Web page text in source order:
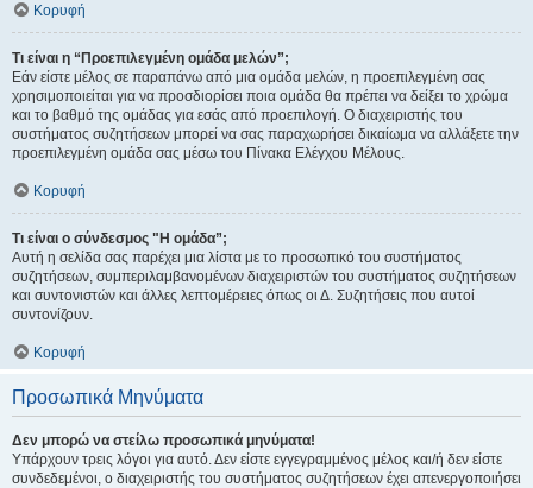
Κορυφή
Τι είναι η “Προεπιλεγμένη ομάδα μελών”;
Εάν είστε μέλος σε παραπάνω από μια ομάδα μελών, η προεπιλεγμένη σας
χρησιμοποιείται για να προσδιορίσει ποια ομάδα θα πρέπει να δείξει το χρώμα
και το βαθμό της ομάδας για εσάς από προεπιλογή. Ο διαχειριστής του
συστήματος συζητήσεων μπορεί να σας παραχωρήσει δικαίωμα να αλλάξετε την
προεπιλεγμένη ομάδα σας μέσω του Πίνακα Ελέγχου Μέλους.
Κορυφή
Τι είναι ο σύνδεσμος "Η ομάδα”;
Αυτή η σελίδα σας παρέχει μια λίστα με το προσωπικό του συστήματος
συζητήσεων, συμπεριλαμβανομένων διαχειριστών του συστήματος συζητήσεων
και συντονιστών και άλλες λεπτομέρειες όπως οι Δ. Συζητήσεις που αυτοί
συντονίζουν.
Κορυφή
Προσωπικά Μηνύματα
Δεν μπορώ να στείλω προσωπικά μηνύματα!
Υπάρχουν τρεις λόγοι για αυτό. Δεν είστε εγγεγραμμένος μέλος και/ή δεν είστε
συνδεδεμένοι, ο διαχειριστής του συστήματος συζητήσεων έχει απενεργοποιήσει